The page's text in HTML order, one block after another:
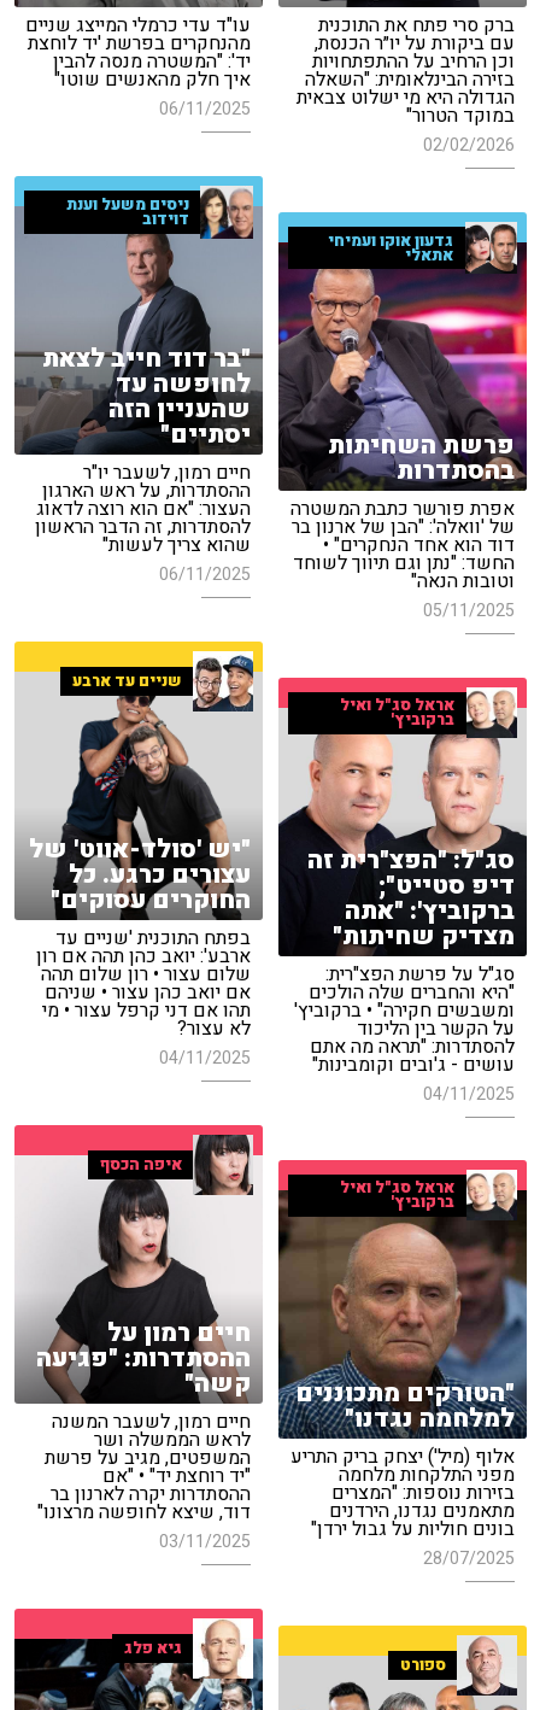
ברק סרי פתח את התוכנית
עם ביקורת על יו״ר הכנסת,
וכן הרחיב על ההתפתחויות
בזירה הבינלאומית: "השאלה
הגדולה היא מי ישלוט צבאית
במוקד הטרור"
02/02/2026
עו"ד עדי כרמלי המייצג שניים
מהנחקרים בפרשת 'יד לוחצת
יד': "המשטרה מנסה להבין
איך חלק מהאנשים שוטו"
06/11/2025
ניסים משעל וענת
דוידוב
"בר דוד חייב לצאת
לחופשה עד
שהעניין הזה
יסתיים"
חיים רמון, לשעבר יו"ר
ההסתדרות, על ראש הארגון
העצור: "אם הוא רוצה לדאוג
להסתדרות, זה הדבר הראשון
שהוא צריך לעשות"
06/11/2025
גדעון אוקו ועמיחי
אתאלי
פרשת השחיתות
בהסתדרות
אפרת פורשר כתבת המשטרה
של 'וואלה': "הבן של ארנון בר
דוד הוא אחד הנחקרים" •
החשד: "נתן וגם תיווך לשוחד
וטובות הנאה"
05/11/2025
שניים עד ארבע
"יש 'סולד-אווט' של
עצורים כרגע. כל
החוקרים עסוקים"
בפתח התוכנית 'שניים עד
ארבע': יואב כהן תהה אם רון
שלום עצור • רון שלום תהה
אם יואב כהן עצור • שניהם
תהו אם דני קרפל עצור • מי
לא עצור?
04/11/2025
אראל סג"ל ואיל
ברקוביץ'
סג"ל: "הפצ"רית זה
דיפ סטייט";
ברקוביץ': "אתה
מצדיק שחיתות"
סג"ל על פרשת הפצ"רית:
"היא והחברים שלה הולכים
ומשבשים חקירה" • ברקוביץ'
על הקשר בין הליכוד
להסתדרות: "תראה מה אתם
עושים - ג'ובים וקומבינות"
04/11/2025
איפה הכסף
חיים רמון על
ההסתדרות: "פגיעה
קשה"
חיים רמון, לשעבר המשנה
לראש הממשלה ושר
המשפטים, מגיב על פרשת
"יד רוחצת יד" • "אם
ההסתדרות יקרה לארנון בר
דוד, שיצא לחופשה מרצונו"
03/11/2025
אראל סג"ל ואיל
ברקוביץ'
"הטורקים מתכוננים
למלחמה נגדנו"
אלוף (מיל') יצחק בריק התריע
מפני התלקחות מלחמה
בזירות נוספות: "המצרים
מתאמנים נגדנו, הירדנים
בונים חוליות על גבול ירדן"
28/07/2025
גיא פלג
ספורט